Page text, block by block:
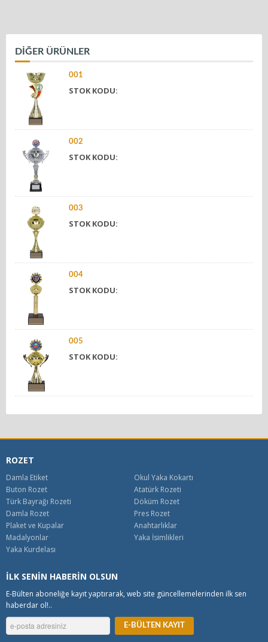
DİĞER ÜRÜNLER
001
STOK KODU:
002
STOK KODU:
003
STOK KODU:
004
STOK KODU:
005
STOK KODU:
ROZET
Damla Etiket
Okul Yaka Kokartı
Buton Rozet
Atatürk Rozeti
Türk Bayrağı Rozeti
Döküm Rozet
Damla Rozet
Pres Rozet
Plaket ve Kupalar
Anahtarlıklar
Madalyonlar
Yaka İsimlikleri
Yaka Kurdelası
İLK SENİN HABERİN OLSUN
E-Bülten aboneliğe kayıt yaptırarak, web site güncellemelerinden ilk sen
haberdar ol!..